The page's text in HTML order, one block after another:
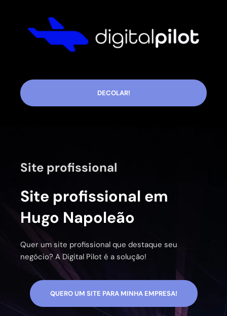
DECOLAR!
Site profissional
Site profissional em
Hugo Napoleão
Quer um site profissional que destaque seu
negócio? A Digital Pilot é a solução!
QUERO UM SITE PARA MINHA EMPRESA!